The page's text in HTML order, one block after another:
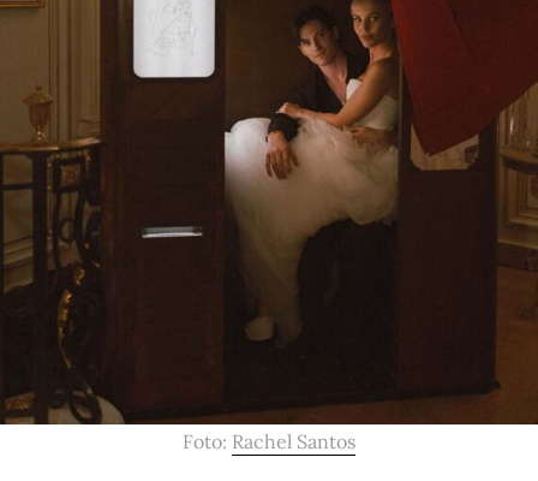
Foto: Rachel Santos